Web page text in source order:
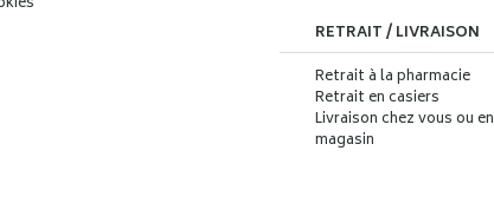
RETRAIT / LIVRAISON
Retrait à la pharmacie
Retrait en casiers
Livraison chez vous ou en
magasin